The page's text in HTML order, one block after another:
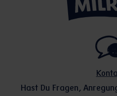
Hast Du Fragen,